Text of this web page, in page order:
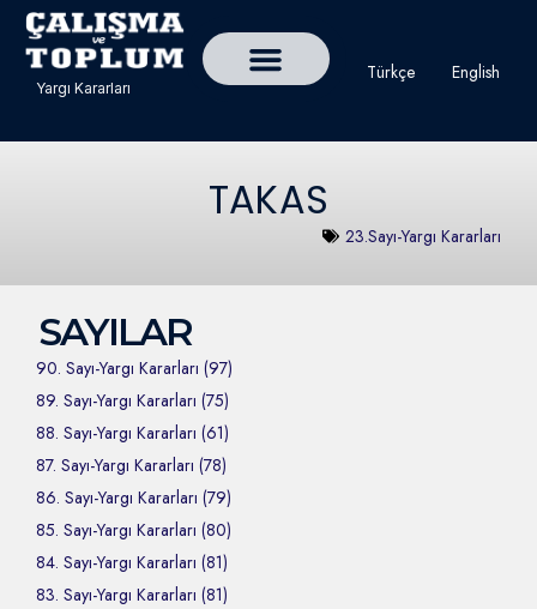
Türkçe English
Yargı Kararları
TAKAS
23.Sayı-Yargı Kararları
SAYILAR
90. Sayı-Yargı Kararları (97)
89. Sayı-Yargı Kararları (75)
88. Sayı-Yargı Kararları (61)
87. Sayı-Yargı Kararları (78)
86. Sayı-Yargı Kararları (79)
85. Sayı-Yargı Kararları (80)
84. Sayı-Yargı Kararları (81)
83. Sayı-Yargı Kararları (81)